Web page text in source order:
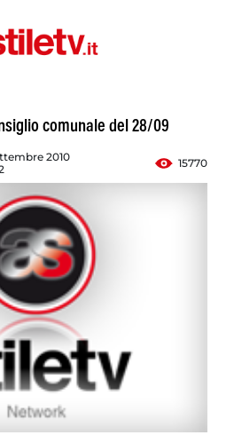
comunale del 28/09
2010
15770